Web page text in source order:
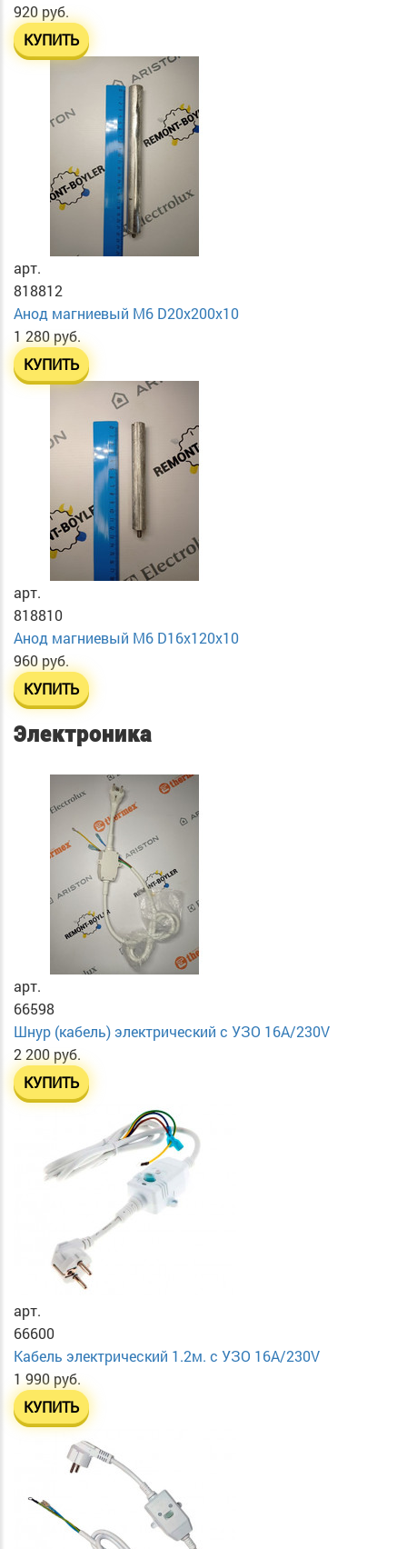
920 руб.
КУПИТЬ
арт.
818812
Анод магниевый М6 D20х200х10
1 280 руб.
КУПИТЬ
арт.
818810
Анод магниевый М6 D16х120х10
960 руб.
КУПИТЬ
Электроника
арт.
66598
Шнур (кабель) электрический с УЗО 16А/230V
2 200 руб.
КУПИТЬ
арт.
66600
Кабель электрический 1.2м. с УЗО 16А/230V
1 990 руб.
КУПИТЬ